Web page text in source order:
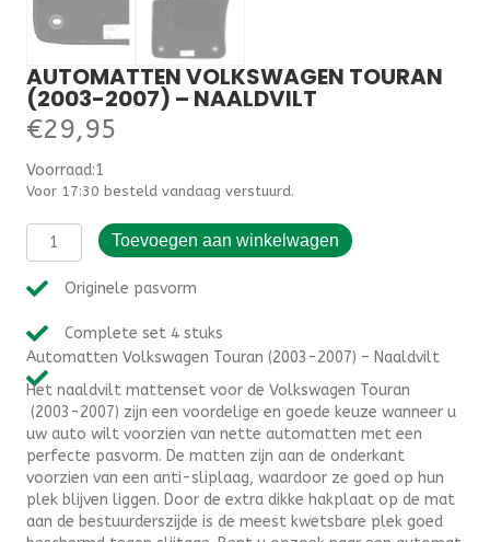
AUTOMATTEN VOLKSWAGEN TOURAN
(2003-2007) – NAALDVILT
€29,95
Voorraad:1
Voor 17:30 besteld vandaag verstuurd.
Automatten
Volkswagen
Touran
(2003-
-
Naaldvilt
aantal
Toevoegen aan winkelwagen
Originele pasvorm
Complete set 4 stuks
Automatten Volkswagen Touran (2003-2007) – Naaldvilt
Het naaldvilt mattenset voor de Volkswagen Touran
(2003-2007) zijn een voordelige en goede keuze wanneer u
uw auto wilt voorzien van nette automatten met een
perfecte pasvorm. De matten zijn aan de onderkant
voorzien van een anti-sliplaag, waardoor ze goed op hun
plek blijven liggen. Door de extra dikke hakplaat op de mat
aan de bestuurderszijde is de meest kwetsbare plek goed